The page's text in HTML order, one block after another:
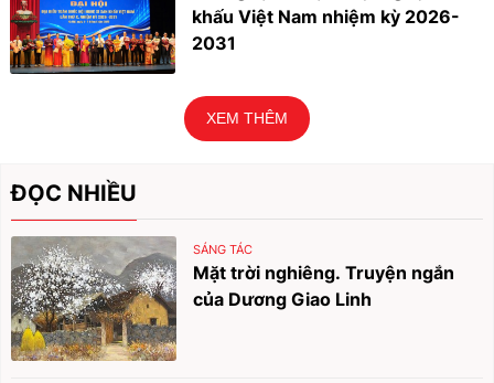
khấu Việt Nam nhiệm kỳ 2026-
2031
XEM THÊM
ĐỌC NHIỀU
SÁNG TÁC
Mặt trời nghiêng. Truyện ngắn
của Dương Giao Linh